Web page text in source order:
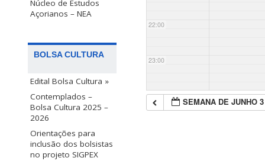
Núcleo de Estudos
Açorianos – NEA
BOLSA CULTURA
Edital Bolsa Cultura »
Contemplados –
Bolsa Cultura 2025 –
2026
Orientações para
inclusão dos bolsistas
no projeto SIGPEX
22:00
23:00
SEMANA DE JUNHO 3